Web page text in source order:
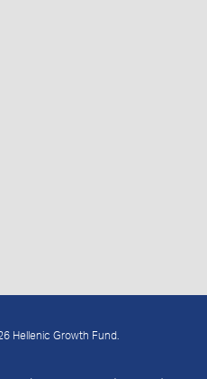
Hellenic Growth Fund.